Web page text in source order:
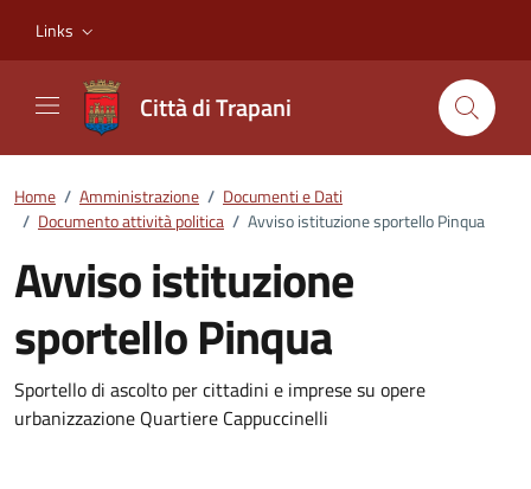
Links
Città di Trapani
Home / Amministrazione / Documenti e Dati
/ Documento attività politica / Avviso istituzione sportello Pinqua
Avviso istituzione
sportello Pinqua
Dettagli del documento
Sportello di ascolto per cittadini e imprese su opere
urbanizzazione Quartiere Cappuccinelli